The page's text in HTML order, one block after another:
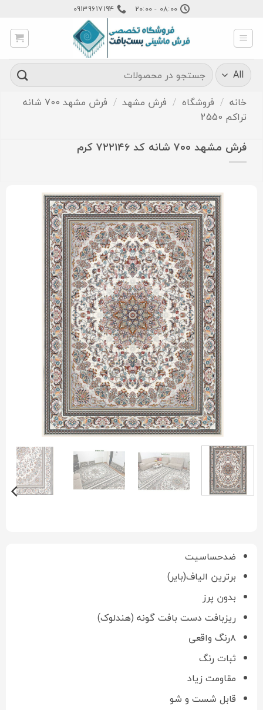
content
08:00 - 20:00
09139617194
جستجو
برای:
خانه / فروشگاه / فرش مشهد /
فرش مشهد 700 شانه
تراکم 2550
فرش مشهد ۷۰۰ شانه کد ۷۲۲۱۴۶ کرم
ضدحساسیت
برترین الیاف(بایر)
بدون پرز
ریزبافت دست بافت گونه (هندلوک)
۸رنگ واقعی
ثبات رنگ
مقاومت زیاد
قابل شست و شو